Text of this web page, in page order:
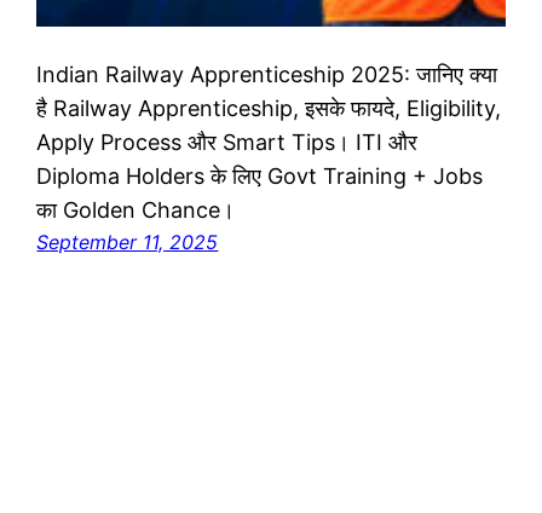
Indian Railway Apprenticeship 2025: जानिए क्या
है Railway Apprenticeship, इसके फायदे, Eligibility,
Apply Process और Smart Tips। ITI और
Diploma Holders के लिए Govt Training + Jobs
का Golden Chance।
September 11, 2025